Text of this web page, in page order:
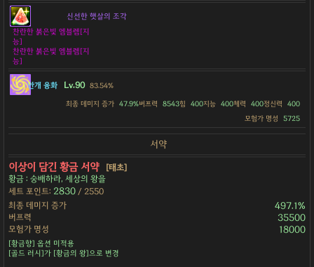
신선한 햇살의 조각
찬란한 붉은빛 엠블렘[지
능]
찬란한 붉은빛 엠블렘[지
능]
안개 융화 Lv.90 83.54%
최종 데미지 증가 47.9%버프력 8543힘 400지능 400체력 400정신력
400
모험가 명성
5725
서약
이상이 담긴 황금 서약
[태초]
황금 : 숭배하라, 세상의 왕을
세트 포인트: 2830 / 2550
최종 데미지 증가
497.1%
버프력 35500
모험가 명성 18000
[황금향] 옵션 미적용
[골드 러시]가 [황금의 왕]으로 변경